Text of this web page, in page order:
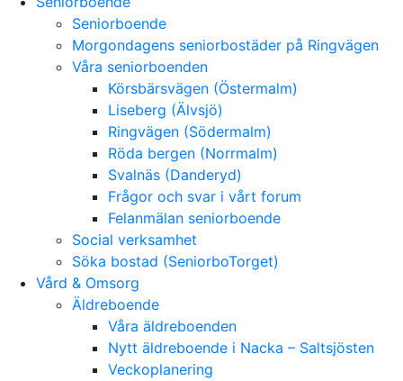
Seniorboende
Morgondagens seniorbostäder på Ringvägen
Våra seniorboenden
Körsbärsvägen (Östermalm)
Liseberg (Älvsjö)
Ringvägen (Södermalm)
Röda bergen (Norrmalm)
Svalnäs (Danderyd)
Frågor och svar i vårt forum
Felanmälan seniorboende
Social verksamhet
Söka bostad (SeniorboTorget)
Vård & Omsorg
Äldreboende
Våra äldreboenden
Nytt äldreboende i Nacka – Saltsjösten
Veckoplanering